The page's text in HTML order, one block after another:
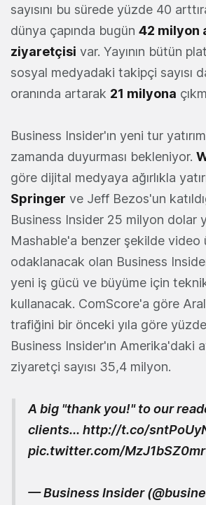
sayısını bu sürede yüzde 40
dünya çapında bugün 42 milyon
ziyaretçisi var. Yayının bütün
sosyal medyadaki takipçi sayısı
oranında artarak 21 milyona
Business Insider'ın yeni tur
zamanda duyurması bekleniyor.
göre dijital medyaya ağırlıkla
Springer ve Jeff Bezos'un
Business Insider 25 milyon dolar
Mashable'a benzer şekilde video
odaklanacak olan Business Insider
yeni iş gücü ve büyüme için
kullanacak. ComScore'a göre
trafiğini bir önceki yıla göre
Business Insider'ın Amerika'daki
ziyaretçi sayısı 35,4 milyon.
A big "thank you!" to our
clients... http://t.co/
pic.twitter.com/MzJ1bSZ0mr
— Business Insider